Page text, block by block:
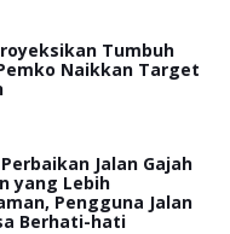
Tumbuh
Naikkan Target
Jalan Gajah
yang Lebih
Pengguna Jalan
Berhati-hati